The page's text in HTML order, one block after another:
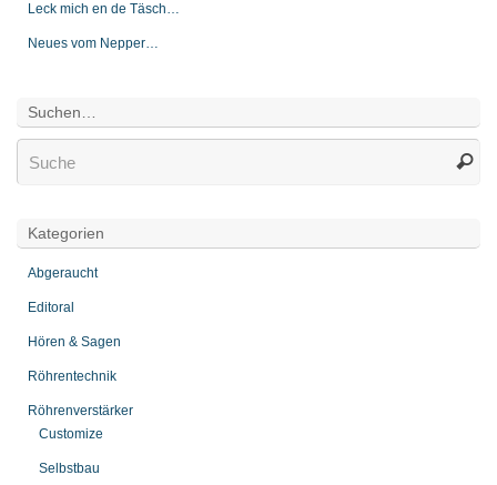
Leck mich en de Täsch…
Neues vom Nepper…
Suchen…
Kategorien
Abgeraucht
Editoral
Hören & Sagen
Röhrentechnik
Röhrenverstärker
Customize
Selbstbau